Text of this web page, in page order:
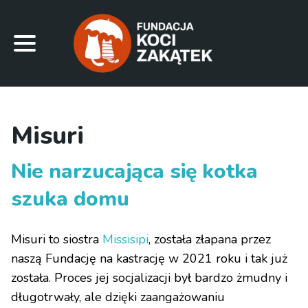
Misuri
Nie narzucająca się kotka
szuka domu
Misuri to siostra Missisipi, została złapana przez
naszą Fundację na kastrację w 2021 roku i tak już
została. Proces jej socjalizacji był bardzo żmudny i
długotrwały, ale dzięki zaangażowaniu